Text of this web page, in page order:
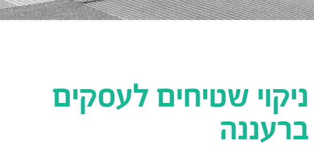
ניקוי שטיחים לעסקים
ברעננה